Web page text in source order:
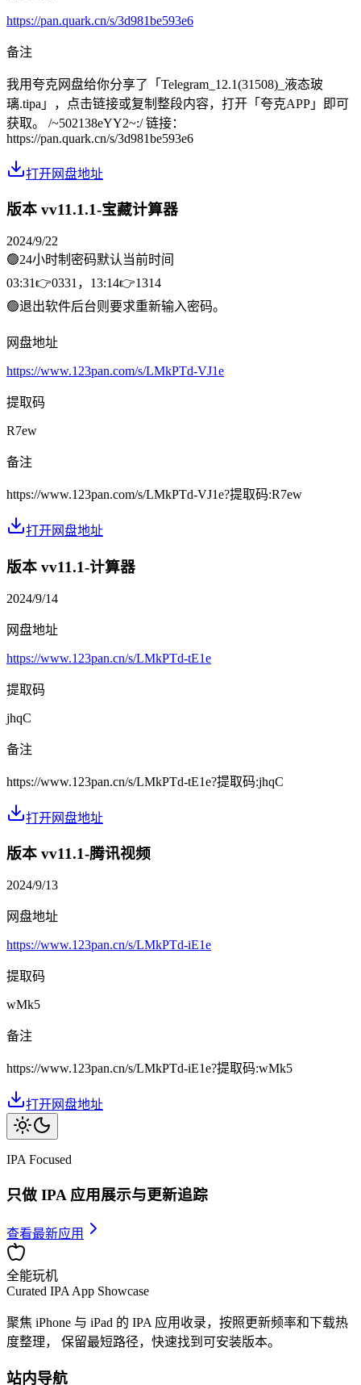
https://pan.quark.cn/s/3d981be593e6
备注
我用夸克网盘给你分享了「Telegram_12.1(31508)_液态玻
璃.tipa」，点击链接或复制整段内容，打开「夸克APP」即可
获取。 /~502138eYY2~:/ 链接：
https://pan.quark.cn/s/3d981be593e6
打开网盘地址
版本 vv11.1.1-宝藏计算器
2024/9/22
🟢24小时制密码默认当前时间
03:31👉0331，13:14👉1314
🟢退出软件后台则要求重新输入密码。
网盘地址
https://www.123pan.com/s/LMkPTd-VJ1e
提取码
R7ew
备注
https://www.123pan.com/s/LMkPTd-VJ1e?提取码:R7ew
打开网盘地址
版本 vv11.1-计算器
2024/9/14
网盘地址
https://www.123pan.cn/s/LMkPTd-tE1e
提取码
jhqC
备注
https://www.123pan.cn/s/LMkPTd-tE1e?提取码:jhqC
打开网盘地址
版本 vv11.1-腾讯视频
2024/9/13
网盘地址
https://www.123pan.cn/s/LMkPTd-iE1e
提取码
wMk5
备注
https://www.123pan.cn/s/LMkPTd-iE1e?提取码:wMk5
打开网盘地址
IPA Focused
只做 IPA 应用展示与更新追踪
查看最新应用
全能玩机
Curated IPA App Showcase
聚焦 iPhone 与 iPad 的 IPA 应用收录，按照更新频率和下载热
度整理， 保留最短路径，快速找到可安装版本。
站内导航